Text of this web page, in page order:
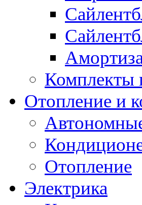
Комплекты
Отопление и
Отопление
Электрика